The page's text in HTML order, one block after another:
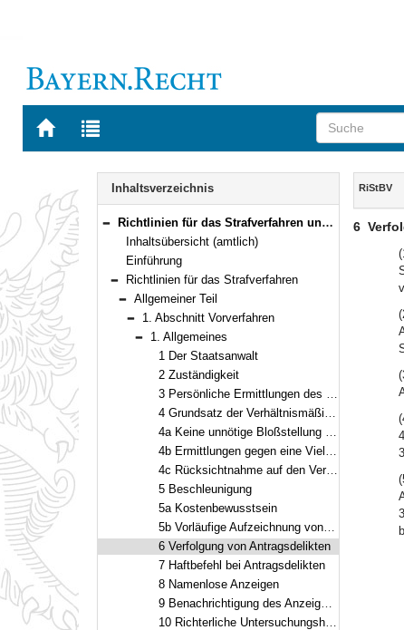
Zur
BAYERN.RECHT
Zur
letzten
Navigation
Inhaltsverzeichnis
Bereich reduzieren
Richtlinien für das Strafverfahren und das Bußgeldverfahren (RiStBV) Neufassung vom 28. März 2023 (BAnz AT 19.06.2023 B1 )
Inhaltsübersicht (amtlich)
Einführung
Bereich reduzieren
Richtlinien für das Strafverfahren
Bereich reduzieren
Allgemeiner Teil
Bereich reduzieren
1. Abschnitt Vorverfahren
Bereich reduzieren
1. Allgemeines
1 Der Staatsanwalt
2 Zuständigkeit
3 Persönliche Ermittlungen des Staatsanwalts
4 Grundsatz der Verhältnismäßigkeit
4a Keine unnötige Bloßstellung des Beschuldigten
4b Ermittlungen gegen eine Vielzahl von Personen
4c Rücksichtnahme auf den Verletzten
5 Beschleunigung
5a Kostenbewusstsein
5b Vorläufige Aufzeichnung von Protokollen
6 Verfolgung von Antragsdelikten
7 Haftbefehl bei Antragsdelikten
8 Namenlose Anzeigen
9 Benachrichtigung des Anzeigenden
10 Richterliche Untersuchungshandlungen
Inhalt
RiStBV
6